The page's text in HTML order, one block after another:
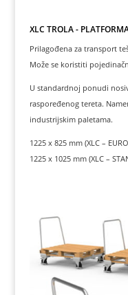
XLC TROLA -
Prilagođena za transport
Može se koristiti
U standardnoj ponudi
raspoređenog tereta.
industrijskim paletama.
1225 x 825 mm (XLC –
1225 x 1025 mm (XLC –